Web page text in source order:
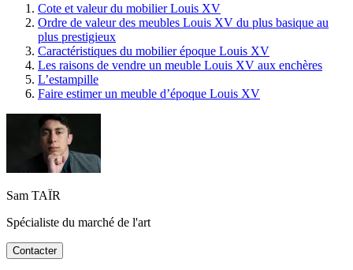
Cote et valeur du mobilier Louis XV
Ordre de valeur des meubles Louis XV du plus basique au
plus prestigieux
Caractéristiques du mobilier époque Louis XV
Les raisons de vendre un meuble Louis XV aux enchères
L’estampille
Faire estimer un meuble d’époque Louis XV
Sam TAÏR
Spécialiste du marché de l'art
Contacter